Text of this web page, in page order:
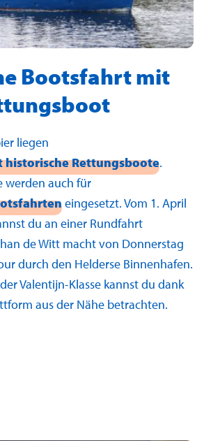
Bootsfahrt mit
liegen
historische Rettungsboote.
werden auch für
eingesetzt. Vom 1. April
du an einer Rundfahrt
de Witt macht von Donnerstag
durch den Helderse Binnenhafen.
Valentijn-Klasse kannst du dank
aus der Nähe betrachten.